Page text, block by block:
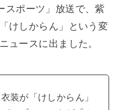
ポーツ」放送で、紫
けしからん」という変
ュースに出ました。
装が「けしからん」